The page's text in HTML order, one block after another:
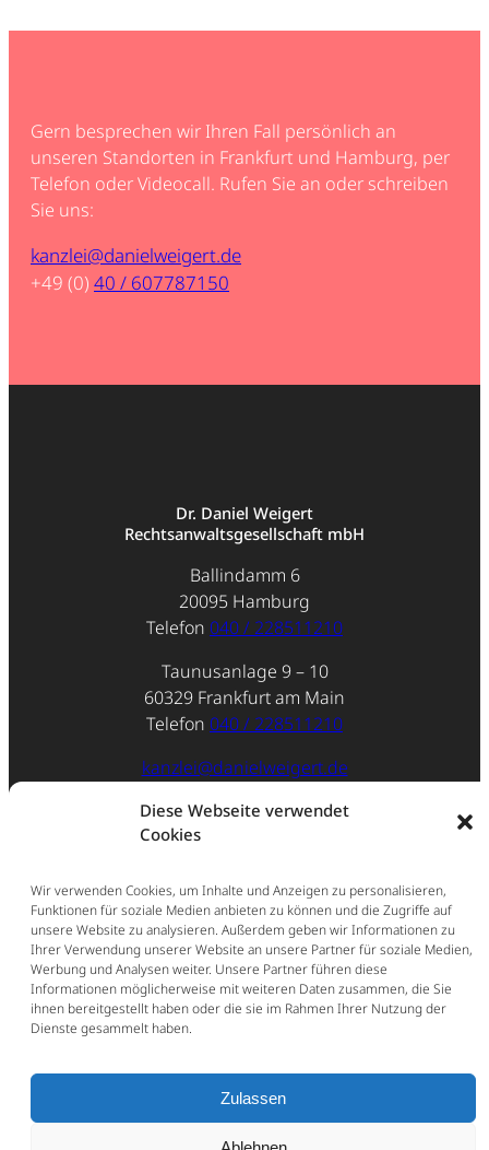
Diese Webseite verwendet
Cookies
Wir verwenden Cookies, um Inhalte und Anzeigen zu personalisieren,
Funktionen für soziale Medien anbieten zu können und die Zugriffe auf
unsere Website zu analysieren. Außerdem geben wir Informationen zu
Ihrer Verwendung unserer Website an unsere Partner für soziale Medien,
Werbung und Analysen weiter. Unsere Partner führen diese
Informationen möglicherweise mit weiteren Daten zusammen, die Sie
ihnen bereitgestellt haben oder die sie im Rahmen Ihrer Nutzung der
Dienste gesammelt haben.
Zulassen
Gern besprechen wir Ihren Fall persönlich an
unseren Standorten in Frankfurt und Hamburg, per
Telefon oder Videocall. Rufen Sie an oder schreiben
Sie uns:
kanzlei@danielweigert.de
+49 (0) 40 / 607787150
Dr. Daniel Weigert
Rechtsanwaltsgesellschaft mbH
Ballindamm 6
20095 Hamburg
Telefon 040 / 228511210
Taunusanlage 9 – 10
60329 Frankfurt am Main
Telefon 040 / 228511210
kanzlei@danielweigert.de
Impressum
Datenschutz